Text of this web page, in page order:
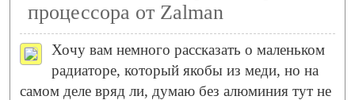
процессора от Zalman
Хочу вам немного рассказать о маленьком
радиаторе, который якобы из меди, но на
самом деле вряд ли, думаю без алюминия тут не